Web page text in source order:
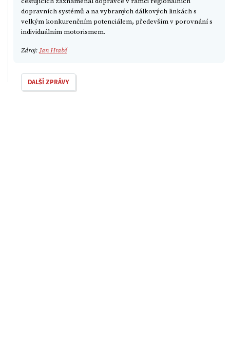
dopravních systémů a na vybraných dálkových linkách s
velkým konkurenčním potenciálem, především v porovnání s
individuálním motorismem.
Zdroj: Jan Hrabě
DALŠÍ ZPRÁVY